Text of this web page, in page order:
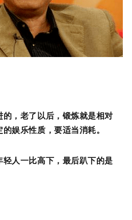
，老了以后，锻炼就是相对
娱乐性质，要适当消耗。
人一比高下，最后趴下的是